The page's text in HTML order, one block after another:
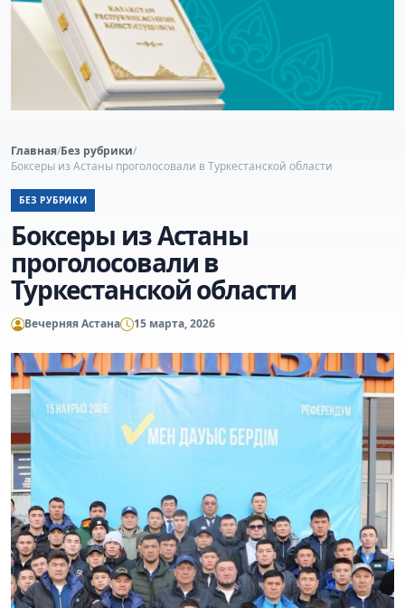
Главная/Без рубрики/
Боксеры из Астаны проголосовали в Туркестанской области
БЕЗ РУБРИКИ
Боксеры из Астаны
проголосовали в
Туркестанской области
Вечерняя Астана 15 марта, 2026